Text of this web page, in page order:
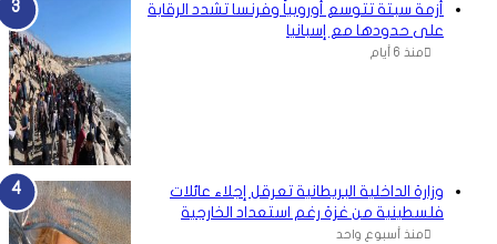
أزمة سبتة تتوسع أوروبياً وفرنسا تشدد الرقابة
على حدودها مع إسبانيا
منذ 6 أيام
وزارة الداخلية البريطانية تعرقل إجلاء عائلات
فلسطينية من غزة رغم استعداد الخارجية
منذ أسبوع واحد